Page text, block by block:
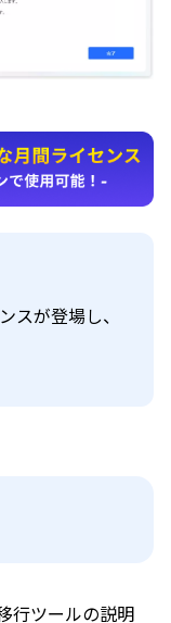
スが登場し、
行ツールの説明